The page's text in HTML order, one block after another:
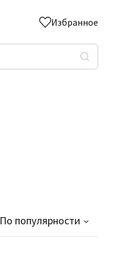
Избранное
По популярности